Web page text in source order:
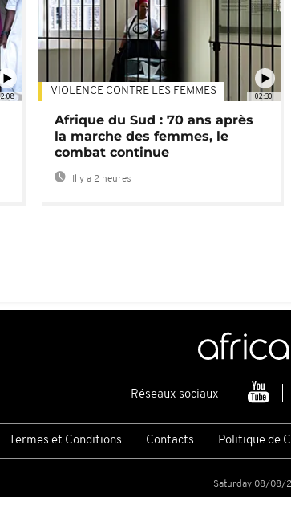
02:30
VIOLENCE CONTRE LES FEMMES
Afrique du Sud : 70 ans après
la marche des femmes, le
combat continue
Il y a 2 heures
Réseaux sociaux
Termes et Conditions Contacts Politique de
Saturday 08/08/